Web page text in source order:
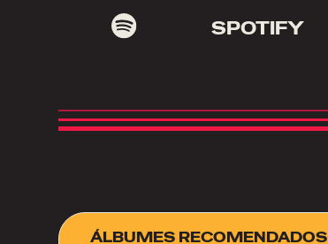
SPOTIFY
ÁLBUMES RECOMENDADOS